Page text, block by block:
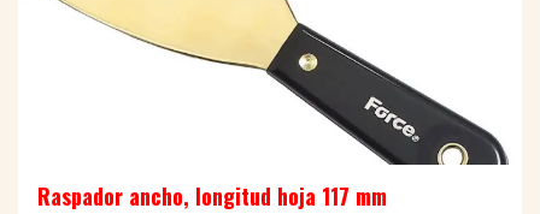
Raspador ancho, longitud hoja 117 mm